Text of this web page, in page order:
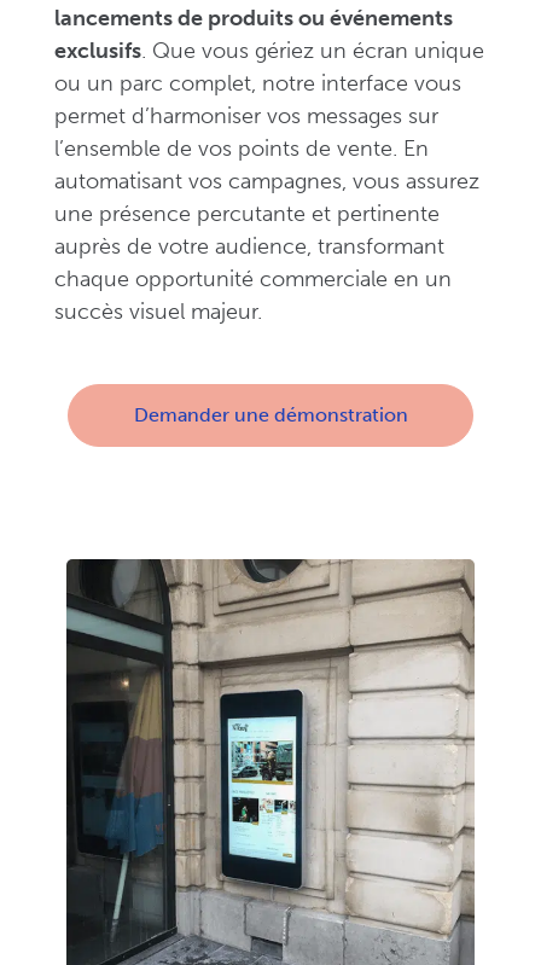
lancements de produits ou événements
exclusifs. Que vous gériez un écran unique
ou un parc complet, notre interface vous
permet d’harmoniser vos messages sur
l’ensemble de vos points de vente. En
automatisant vos campagnes, vous assurez
une présence percutante et pertinente
auprès de votre audience, transformant
chaque opportunité commerciale en un
succès visuel majeur.
Demander une démonstration